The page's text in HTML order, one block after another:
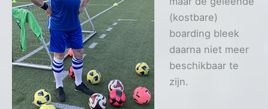
(kostbare)
boarding bleek
daarna niet meer
beschikbaar te
zijn.